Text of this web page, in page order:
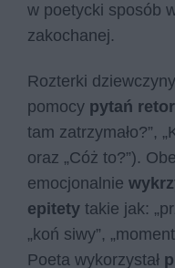
w poetycki sposób
zakochanej.
Rozterki
pomocy pytań
tam zatrzymało?”,
oraz „Cóż to?”).
emocjonalnie
epitety takie jak:
„koń siwy”,
Poeta wykorzystał